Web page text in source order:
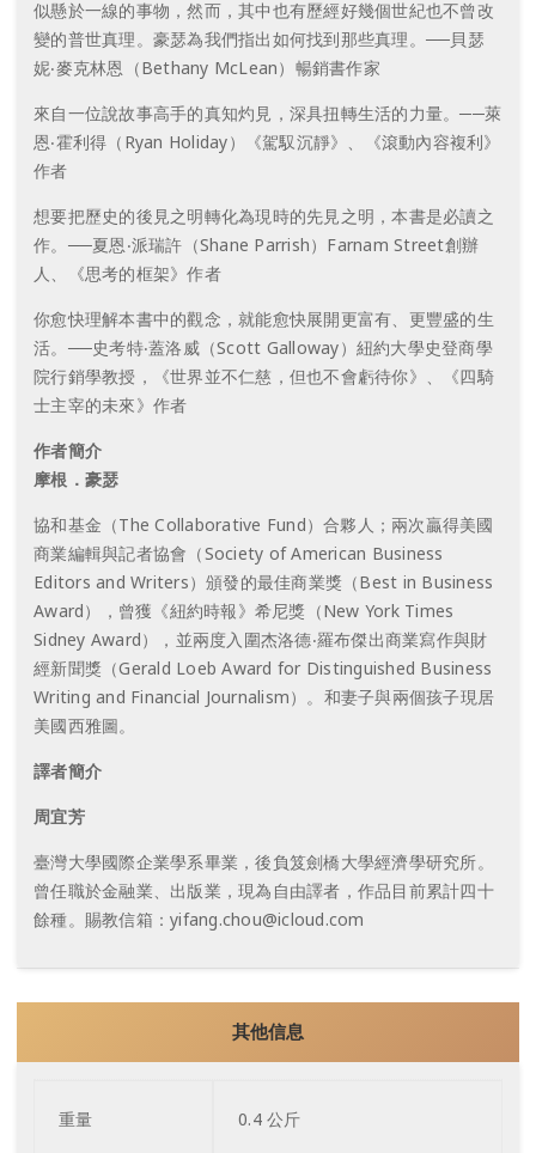
似懸於一線的事物，然而，其中也有歷經好幾個世紀也不曾改
變的普世真理。豪瑟為我們指出如何找到那些真理。──貝瑟
妮‧麥克林恩（Bethany McLean）暢銷書作家
來自一位說故事高手的真知灼見，深具扭轉生活的力量。──萊
恩‧霍利得（Ryan Holiday）《駕馭沉靜》、《滾動內容複利》
作者
想要把歷史的後見之明轉化為現時的先見之明，本書是必讀之
作。──夏恩‧派瑞許（Shane Parrish）Farnam Street創辦
人、《思考的框架》作者
你愈快理解本書中的觀念，就能愈快展開更富有、更豐盛的生
活。──史考特‧蓋洛威（Scott Galloway）紐約大學史登商學
院行銷學教授，《世界並不仁慈，但也不會虧待你》、《四騎
士主宰的未來》作者
作者簡介
摩根．豪瑟
協和基金（The Collaborative Fund）合夥人；兩次贏得美國
商業編輯與記者協會（Society of American Business
Editors and Writers）頒發的最佳商業獎（Best in Business
Award），曾獲《紐約時報》希尼獎（New York Times
Sidney Award），並兩度入圍杰洛德‧羅布傑出商業寫作與財
經新聞獎（Gerald Loeb Award for Distinguished Business
Writing and Financial Journalism）。和妻子與兩個孩子現居
美國西雅圖。
譯者簡介
周宜芳
臺灣大學國際企業學系畢業，後負笈劍橋大學經濟學研究所。
曾任職於金融業、出版業，現為自由譯者，作品目前累計四十
餘種。賜教信箱： yifang.chou@icloud.com
其他信息
重量 0.4 公斤